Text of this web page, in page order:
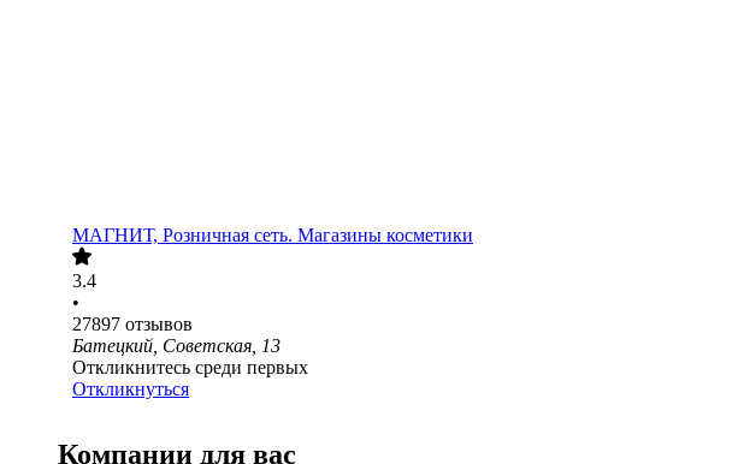
МАГНИТ, Розничная сеть. Магазины косметики
3.4
•
27897 отзывов
Батецкий, Советская, 13
Откликнитесь среди первых
Откликнуться
Компании для вас